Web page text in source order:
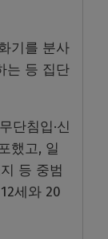
기를 분사
는 등 집단
단침입·신
했고, 일
등 중범
세와 20